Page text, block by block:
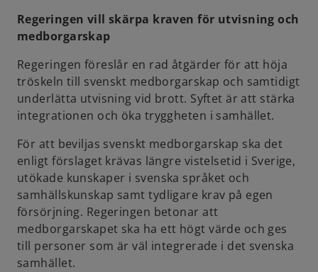
a
e
t
Regeringen vill skärpa kraven för utvisning och
medborgarskap
Regeringen föreslår en rad åtgärder för att höja
tröskeln till svenskt medborgarskap och samtidigt
underlätta utvisning vid brott. Syftet är att stärka
integrationen och öka tryggheten i samhället.
För att beviljas svenskt medborgarskap ska det
enligt förslaget krävas längre vistelsetid i Sverige,
utökade kunskaper i svenska språket och
samhällskunskap samt tydligare krav på egen
försörjning. Regeringen betonar att
medborgarskapet ska ha ett högt värde och ges
till personer som är väl integrerade i det svenska
samhället.